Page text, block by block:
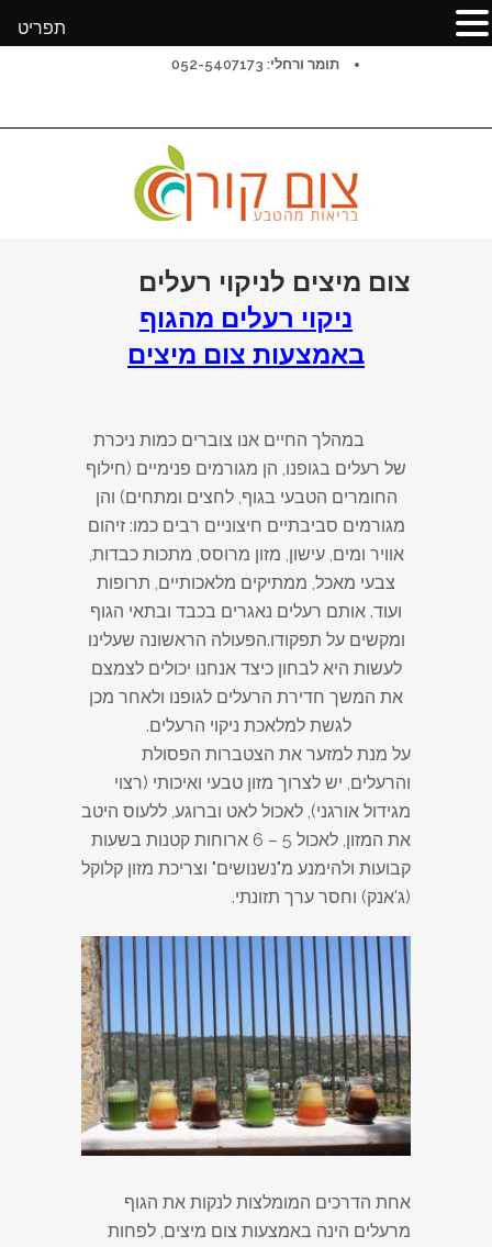
תומר ורחלי: 052-5407173
צום מיצים לניקוי רעלים
ניקוי רעלים מהגוף
באמצעות צום מיצים
במהלך החיים אנו צוברים כמות ניכרת
של רעלים בגופנו, הן מגורמים פנימיים (חילוף
החומרים הטבעי בגוף, לחצים ומתחים) והן
מגורמים סביבתיים חיצוניים רבים כמו: זיהום
אוויר ומים, עישון, מזון מרוסס, מתכות כבדות,
צבעי מאכל, ממתיקים מלאכותיים, תרופות
ועוד. אותם רעלים נאגרים בכבד ובתאי הגוף
ומקשים על תפקודו.הפעולה הראשונה שעלינו
לעשות היא לבחון כיצד אנחנו יכולים לצמצם
את המשך חדירת הרעלים לגופנו ולאחר מכן
לגשת למלאכת ניקוי הרעלים.
על מנת למזער את הצטברות הפסולת
והרעלים, יש לצרוך מזון טבעי ואיכותי (רצוי
מגידול אורגני), לאכול לאט וברוגע, ללעוס היטב
את המזון, לאכול 5 – 6 ארוחות קטנות בשעות
קבועות ולהימנע מ"נשנושים" וצריכת מזון קלוקל
(ג'אנק) וחסר ערך תזונתי.
אחת הדרכים המומלצות לנקות את הגוף
מרעלים הינה באמצעות צום מיצים, לפחות
תפריט